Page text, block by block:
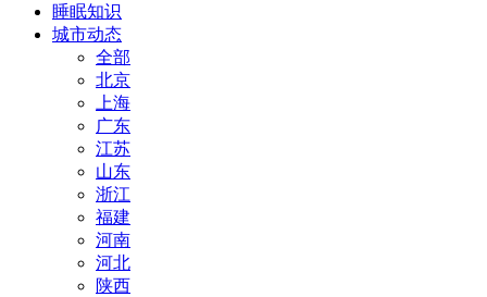
睡眠知识
城市动态
全部
北京
上海
广东
江苏
山东
浙江
福建
河南
河北
陕西